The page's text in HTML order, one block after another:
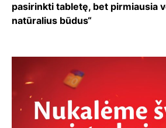
pasirinkti tabletę, bet pirmiausia
natūralius būdus“